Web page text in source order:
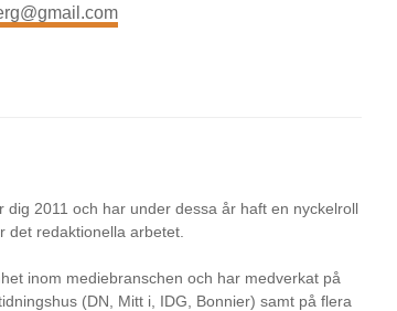
dig 2011 och har under dessa år haft en nyckelroll
det redaktionella arbetet.
inom mediebranschen och har medverkat på
(DN, Mitt i, IDG, Bonnier) samt på flera